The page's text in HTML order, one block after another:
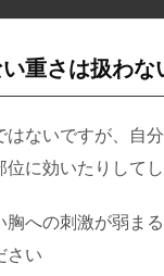
重さは扱わな
ないですが、自
に効いたりして
への刺激が弱ま
さい